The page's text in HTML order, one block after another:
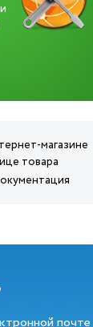
магазине
товара
почте